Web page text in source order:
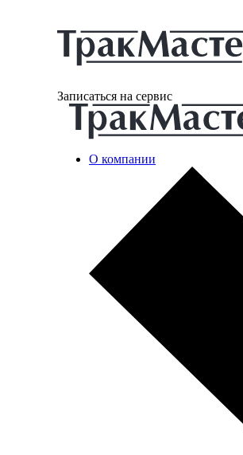
Записаться на сервис
О компании